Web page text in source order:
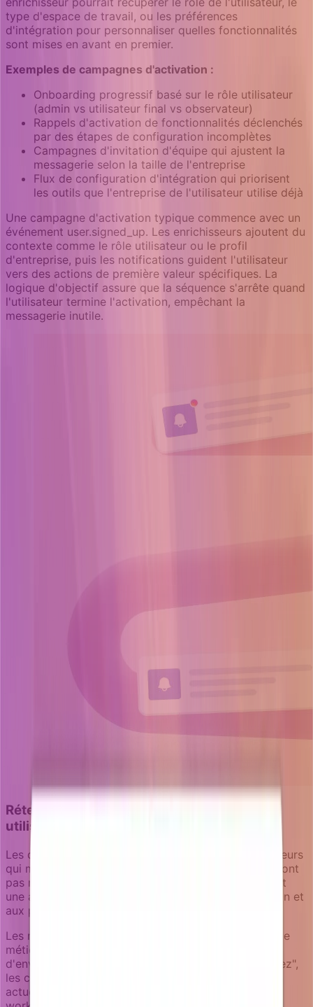
type d'espace de travail, ou les préférences
d'intégration pour personnaliser quelles fonctionnalités
sont mises en avant en premier.
Exemples de campagnes d'activation :
Onboarding progressif basé sur le rôle utilisateur
(admin vs utilisateur final vs observateur)
Rappels d'activation de fonctionnalités déclenchés
par des étapes de configuration incomplètes
Campagnes d'invitation d'équipe qui ajustent la
messagerie selon la taille de l'entreprise
Flux de configuration d'intégration qui priorisent
les outils que l'entreprise de l'utilisateur utilise déjà
Une campagne d'activation typique commence avec un
événement user.signed_up. Les enrichisseurs ajoutent du
contexte comme le rôle utilisateur ou le profil
d'entreprise, puis les notifications guident l'utilisateur
vers des actions de première valeur spécifiques. La
logique d'objectif assure que la séquence s'arrête quand
l'utilisateur termine l'activation, empêchant la
messagerie inutile.
Rétention : maintenir l'engagement des
utilisateurs et prévenir le churn
Les campagnes de rétention ré-engagent les utilisateurs
qui montrent des modèles d'usage en déclin ou ne sont
pas revenus récemment. Ces campagnes nécessitent
une attention particulière à la pression de notification et
aux préférences utilisateur.
Les notifications de rétention bénéficient du contexte
métier frais grâce aux enrichisseurs. Plutôt que
d'envoyer des emails génériques "vous nous manquez",
les campagnes peuvent vérifier les niveaux d'usage
actuels, le statut d'activité de l'équipe, ou quels